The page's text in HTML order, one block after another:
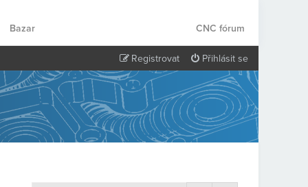
Bazar CNC fórum
Přihlásit se
Registrovat